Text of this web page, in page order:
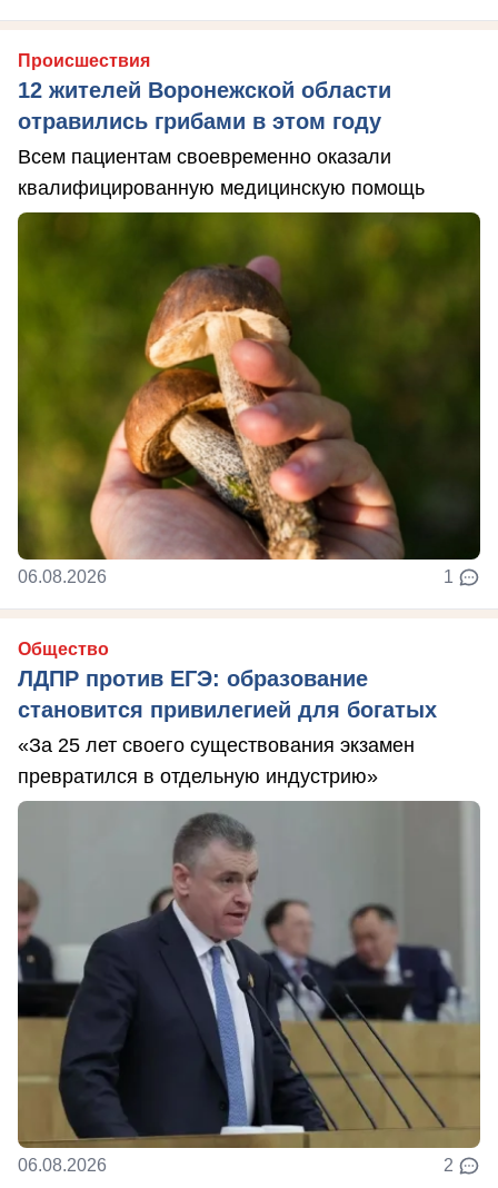
Происшествия
12 жителей Воронежской области
отравились грибами в этом году
Всем пациентам своевременно оказали
квалифицированную медицинскую помощь
06.08.2026 1
Общество
ЛДПР против ЕГЭ: образование
становится привилегией для богатых
«За 25 лет своего существования экзамен
превратился в отдельную индустрию»
06.08.2026 2